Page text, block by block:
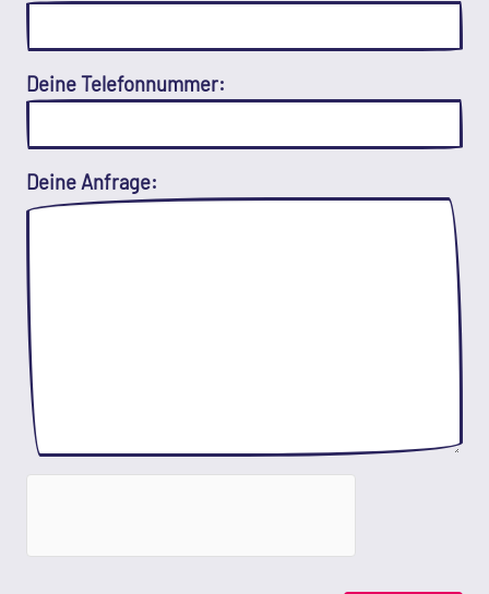
Deine Telefonnummer:
Deine Anfrage: